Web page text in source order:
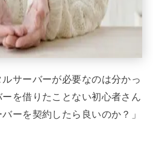
サーバーが必要なのは分かっ
を借りたことない初心者さん
ーを契約したら良いのか？」